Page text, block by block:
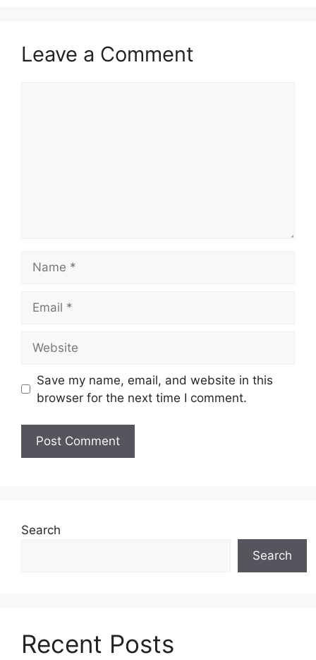
Leave a Comment
Save my name, email, and website in this
browser for the next time I comment.
Search
Search
Recent Posts